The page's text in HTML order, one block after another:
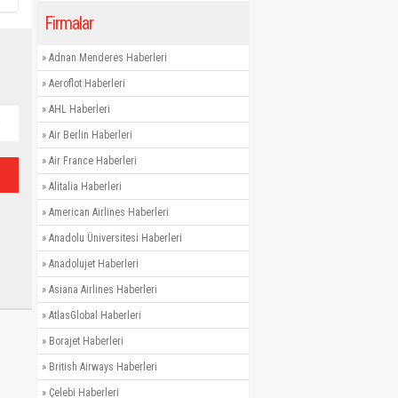
Firmalar
» Adnan Menderes Haberleri
» Aeroflot Haberleri
» AHL Haberleri
» Air Berlin Haberleri
» Air France Haberleri
» Alitalia Haberleri
» American Airlines Haberleri
» Anadolu Üniversitesi Haberleri
» Anadolujet Haberleri
» Asiana Airlines Haberleri
» AtlasGlobal Haberleri
» Borajet Haberleri
» British Airways Haberleri
» Çelebi Haberleri